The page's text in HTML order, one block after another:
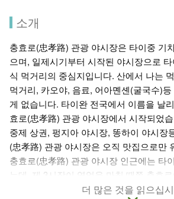
소개
충효로(忠孝路) 관광 야시장은 타이중 기
으며, 일제시기부터 시작된 야시장으로
식 먹거리의 중심지입니다. 산에서 나는
먹거리, 카오야, 음료, 어아몐셴(굴국수)
게 없습니다. 타이완 전국에서 이름을 날
효로(忠孝路) 관광 야시장에서 시작되었
중제 상권, 펑지아 야시장, 똥하이 야시장
(忠孝路) 관광 야시장은 오직 맛집으로만
충효로(忠孝路) 관광 야시장 인근에는 타
는데, 제 3시장이 영업을 마칠 때쯤 충효
이 영업을 시작하기 때문에 대부분의 가게
더 많은 것을 읽으십